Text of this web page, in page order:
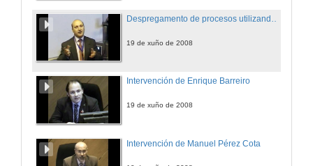
19 de xuño de 2008
Intervención de Enrique Barreiro
19 de xuño de 2008
Intervención de Manuel Pérez Cota